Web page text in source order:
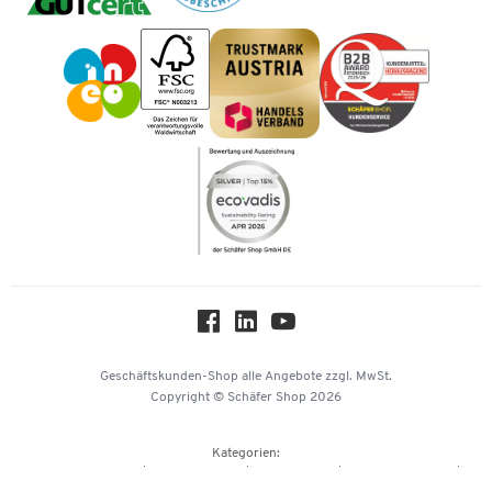
Tinte / Toner
Geschichte
Impressum
Karriere
Kataloge
Geschäftskunden-Shop alle Angebote zzgl. MwSt.
Copyright © Schäfer Shop 2026
Kategorien: